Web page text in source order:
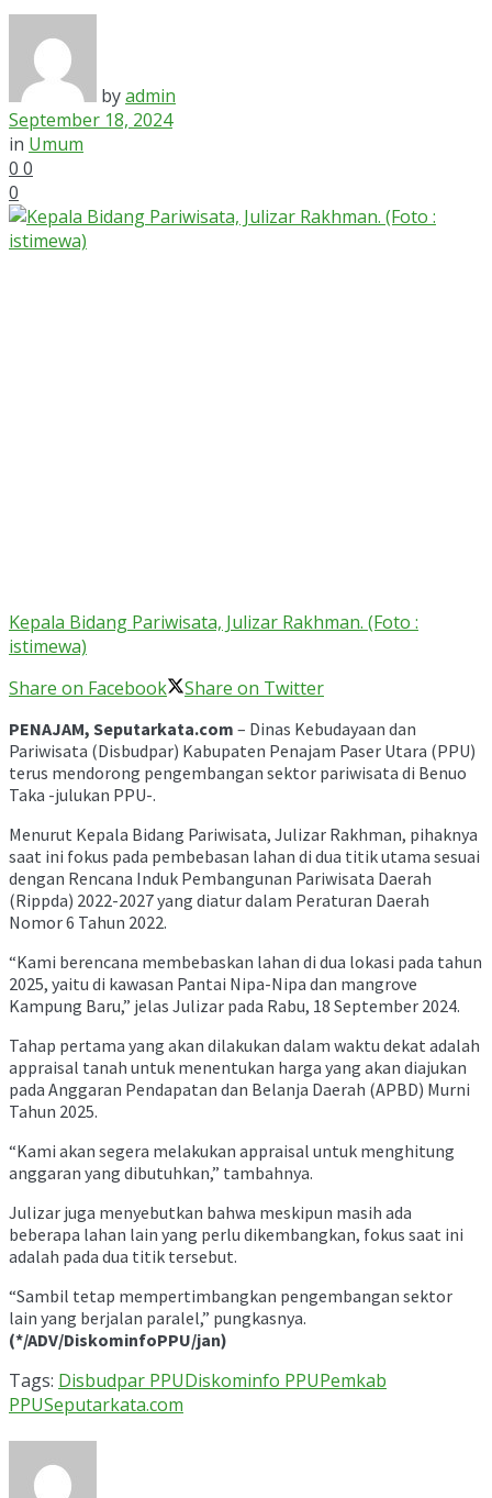
byadmin
September 18, 2024
in Umum
0 0
0
Kepala Bidang Pariwisata, Julizar Rakhman. (Foto :
istimewa)
Share on Facebook
Share on Twitter
PENAJAM, Seputarkata.com – Dinas Kebudayaan dan
Pariwisata (Disbudpar) Kabupaten Penajam Paser Utara (PPU)
terus mendorong pengembangan sektor pariwisata di Benuo
Taka -julukan PPU-.
Menurut Kepala Bidang Pariwisata, Julizar Rakhman, pihaknya
saat ini fokus pada pembebasan lahan di dua titik utama sesuai
dengan Rencana Induk Pembangunan Pariwisata Daerah
(Rippda) 2022-2027 yang diatur dalam Peraturan Daerah
Nomor 6 Tahun 2022.
“Kami berencana membebaskan lahan di dua lokasi pada tahun
2025, yaitu di kawasan Pantai Nipa-Nipa dan mangrove
Kampung Baru,” jelas Julizar pada Rabu, 18 September 2024.
Tahap pertama yang akan dilakukan dalam waktu dekat adalah
appraisal tanah untuk menentukan harga yang akan diajukan
pada Anggaran Pendapatan dan Belanja Daerah (APBD) Murni
Tahun 2025.
“Kami akan segera melakukan appraisal untuk menghitung
anggaran yang dibutuhkan,” tambahnya.
Julizar juga menyebutkan bahwa meskipun masih ada
beberapa lahan lain yang perlu dikembangkan, fokus saat ini
adalah pada dua titik tersebut.
“Sambil tetap mempertimbangkan pengembangan sektor
lain yang berjalan paralel,” pungkasnya.
(*/ADV/DiskominfoPPU/jan)
Tags: Disbudpar PPUDiskominfo PPUPemkab
PPUSeputarkata.com